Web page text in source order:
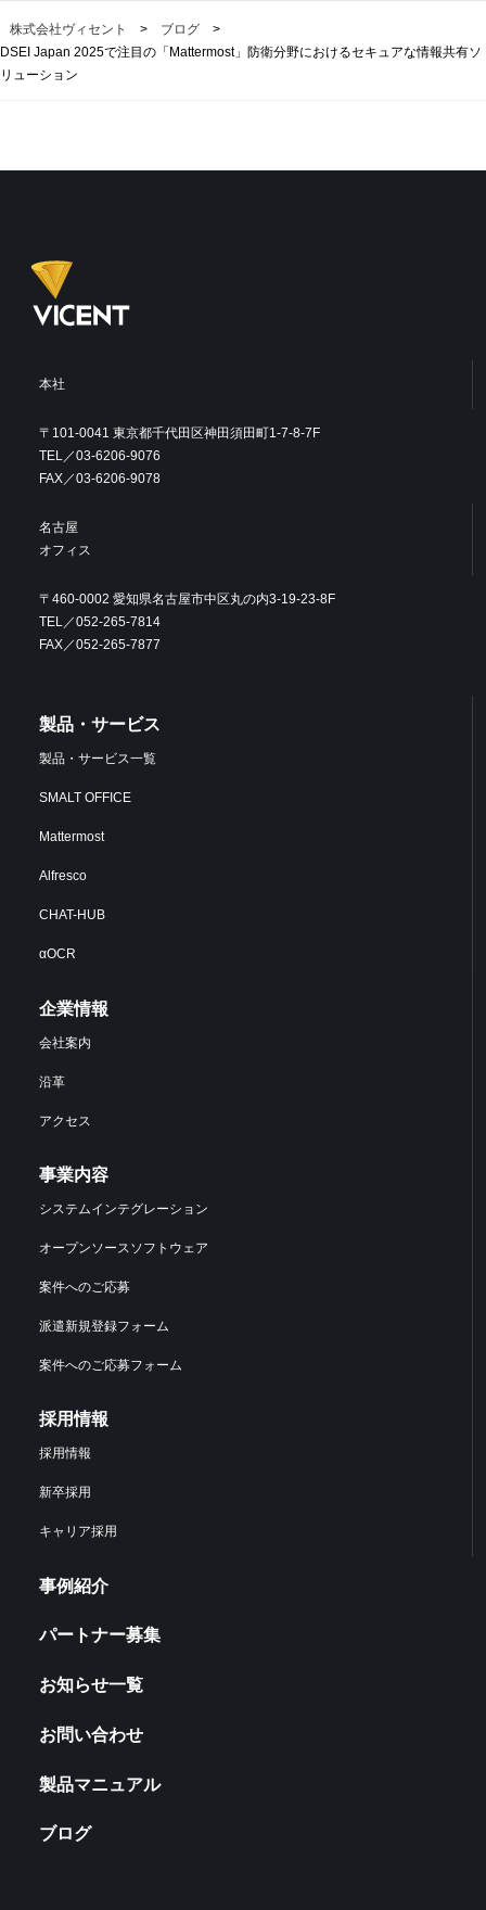
株式会社ヴィセント > ブログ
>
DSEI Japan 2025で注目の「Mattermost」防衛分野におけるセキュアな情報共有ソ
リューション
本社
〒101-0041 東京都千代田区神田須田町1-7-8-7F
TEL／03-6206-9076
FAX／03-6206-9078
名古屋
オフィス
〒460-0002 愛知県名古屋市中区丸の内3-19-23-8F
TEL／052-265-7814
FAX／052-265-7877
製品・サービス
製品・サービス一覧
SMALT OFFICE
Mattermost
Alfresco
CHAT-HUB
αOCR
企業情報
会社案内
沿革
アクセス
事業内容
システムインテグレーション
オープンソースソフトウェア
案件へのご応募
派遣新規登録フォーム
案件へのご応募フォーム
採用情報
採用情報
新卒採用
キャリア採用
事例紹介
パートナー募集
お知らせ一覧
お問い合わせ
製品マニュアル
ブログ